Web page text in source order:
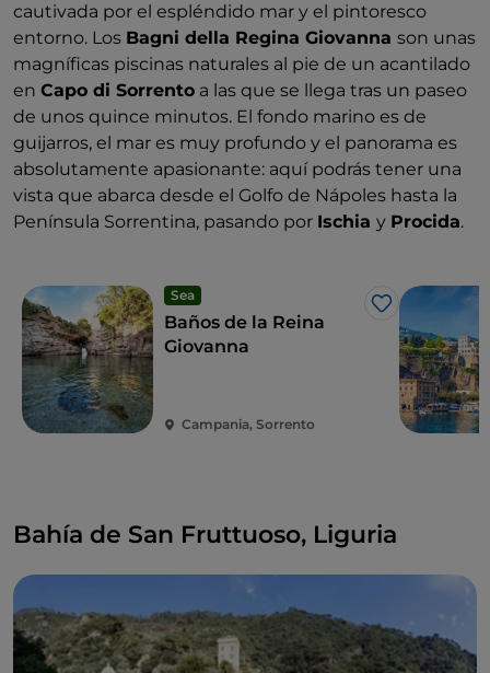
cautivada por el espléndido mar y el pintoresco
entorno. Los Bagni della Regina Giovanna son unas
magníficas piscinas naturales al pie de un acantilado
en Capo di Sorrento a las que se llega tras un paseo
de unos quince minutos. El fondo marino es de
guijarros, el mar es muy profundo y el panorama es
absolutamente apasionante: aquí podrás tener una
vista que abarca desde el Golfo de Nápoles hasta la
Península Sorrentina, pasando por Ischia y Procida.
Sea
Me gusta
Baños de la Reina
Giovanna
Campania, Sorrento
Bahía de San Fruttuoso, Liguria